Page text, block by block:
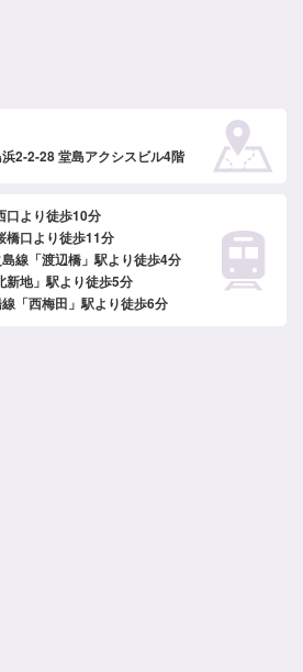
2-2-28 堂島アクシスビル4階
より徒歩10分
口より徒歩11分
島線「渡辺橋」駅より徒歩4分
新地」駅より徒歩5分
線「西梅田」駅より徒歩6分